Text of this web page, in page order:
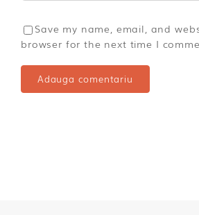
Save my name, email, and
browser for the next time I